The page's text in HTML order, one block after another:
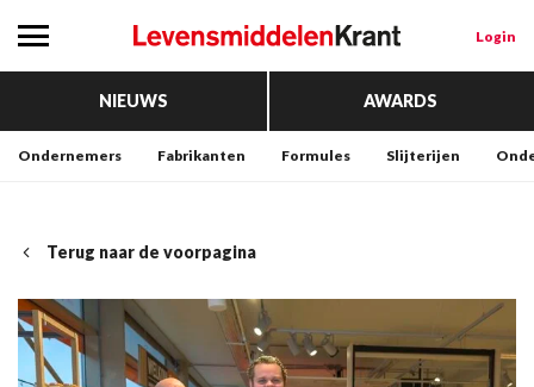
Login
NIEUWS AWARDS
Ondernemers Fabrikanten Formules Slijterijen
Terug naar de voorpagina